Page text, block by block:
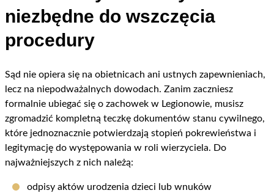
niezbędne do wszczęcia
procedury
Sąd nie opiera się na obietnicach ani ustnych zapewnieniach,
lecz na niepodważalnych dowodach. Zanim zaczniesz
formalnie ubiegać się o zachowek w Legionowie, musisz
zgromadzić kompletną teczkę dokumentów stanu cywilnego,
które jednoznacznie potwierdzają stopień pokrewieństwa i
legitymację do występowania w roli wierzyciela. Do
najważniejszych z nich należą:
odpisy aktów urodzenia dzieci lub wnuków